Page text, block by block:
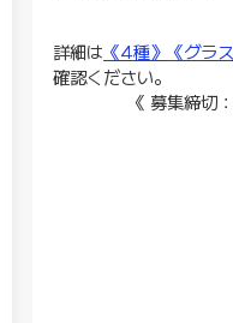
詳細は 《4種》 《グラ
確認ください。
《 募集締切